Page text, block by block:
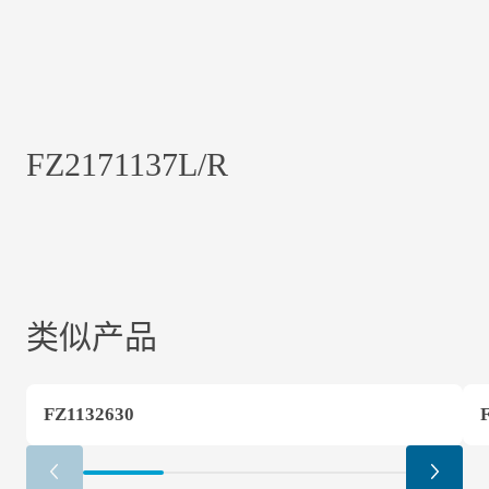
FZ2171137L/R
类似产品
FZ1132630